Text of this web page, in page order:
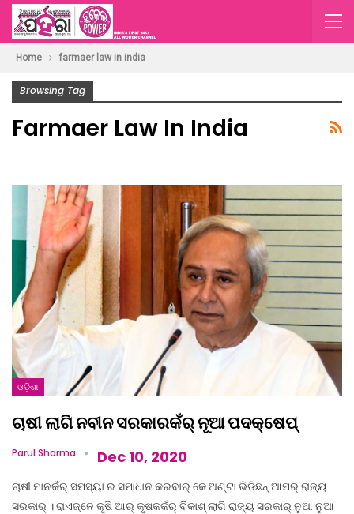
Home farmaer law in india
Browsing Tag
Farmaer Law In India
ଓଡ଼ିଶା
ଚାଷୀ ଲାଗି ନବୀନ ସରକାରକଁର୍‌ ନୂଆ ପଦକ୍ଷେପ୍
Parul Sharma Dec 10, 2020
ଚାଷୀ ମାନକଁର୍‌ ସମସ୍ୟା ର ସମାଧାନ କରବାର୍‌ କେ ଅଣ୍ଟା ଭିଡିଛନ୍‌ ଆମର୍‌ ରାଜ୍ୟ
ସରକାର୍‌ । ରାଏଜ୍‌ନେ କୃଷି ଆର୍‌ କୃଷକକଁର୍‌ ବିକାଶ୍‌ ଲାଗି ରାଜ୍ୟ ସରକାର୍‌ ନୁଆ ନୁଆ